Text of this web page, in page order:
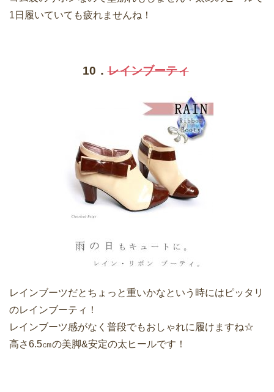
1日履いていても疲れませんね！
10．レインブーティ
レインブーツだとちょっと重いかなという時にはピッタリ
のレインブーティ！
レインブーツ感がなく普段でもおしゃれに履けますね☆
高さ6.5㎝の美脚&安定の太ヒールです！